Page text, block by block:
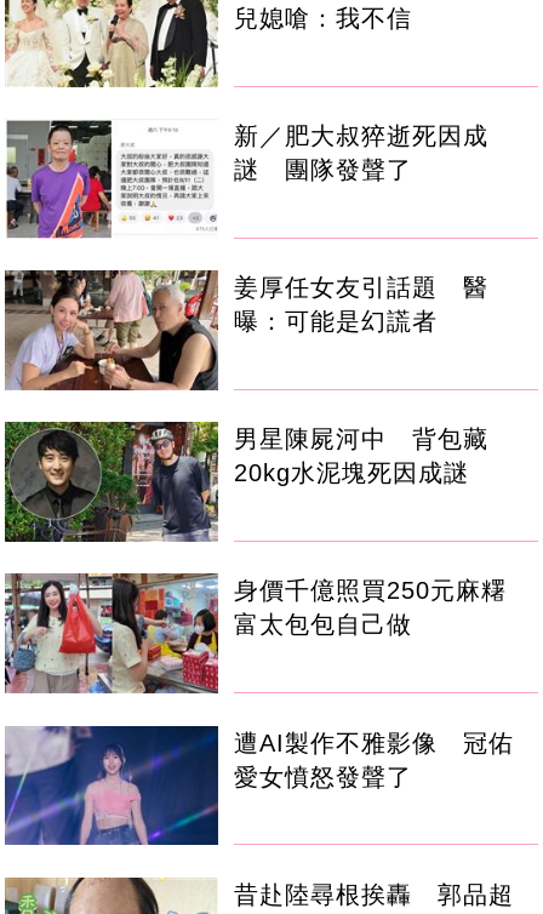
兒媳嗆：我不信
新／肥大叔猝逝死因成
謎 團隊發聲了
姜厚任女友引話題 醫
曝：可能是幻謊者
男星陳屍河中 背包藏
20kg水泥塊死因成謎
身價千億照買250元麻糬
富太包包自己做
遭AI製作不雅影像 冠佑
愛女憤怒發聲了
昔赴陸尋根挨轟 郭品超